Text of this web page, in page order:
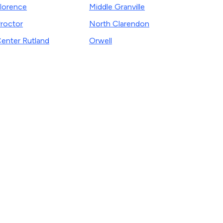
Rutland
Middle Granville
North Clarendon
Orwell